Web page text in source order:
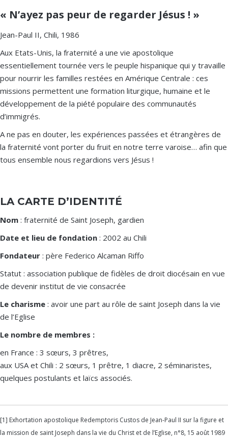
« N’ayez pas peur de regarder Jésus ! »
Jean-Paul II, Chili, 1986
Aux Etats-Unis, la fraternité a une vie apostolique
essentiellement tournée vers le peuple hispanique qui y travaille
pour nourrir les familles restées en Amérique Centrale : ces
missions permettent une formation liturgique, humaine et le
développement de la piété populaire des communautés
d’immigrés.
A ne pas en douter, les expériences passées et étrangères de
la fraternité vont porter du fruit en notre terre varoise… afin que
tous ensemble nous regardions vers Jésus !
LA CARTE D’IDENTITÉ
Nom : fraternité de Saint Joseph, gardien
Date et lieu de fondation : 2002 au Chili
Fondateur : père Federico Alcaman Riffo
Statut : association publique de fidèles de droit diocésain en vue
de devenir institut de vie consacrée
Le charisme : avoir une part au rôle de saint Joseph dans la vie
de l’Eglise
Le nombre de membres :
en France : 3 sœurs, 3 prêtres,
aux USA et Chili : 2 sœurs, 1 prêtre, 1 diacre, 2 séminaristes,
quelques postulants et laïcs associés.
[1] Exhortation apostolique Redemptoris Custos de Jean-Paul II sur la figure et
la mission de saint Joseph dans la vie du Christ et de l’Eglise, n°8, 15 août 1989